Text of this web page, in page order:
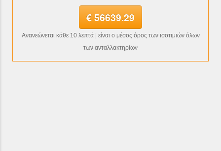
€ 56639.29
Ανανεώνεται κάθε 10 λεπτά | είναι ο μέσος όρος των ισοτιμιών όλων
των ανταλλακτηρίων